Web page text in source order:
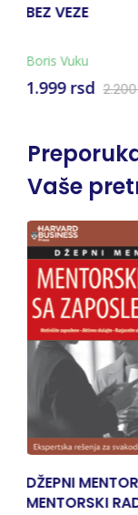
BITKA NA
(KNJIGA +
Šimun
5.995 rsd
Vaše
DŽEPNI
VEŠTINA